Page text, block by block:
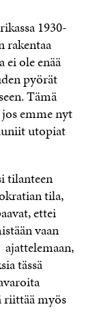
1930-
rakentaa
ole enää
pyörät
Tämä
emme nyt
utopiat
tilanteen
tila,
ettei
vaan
tässä
riittää myös